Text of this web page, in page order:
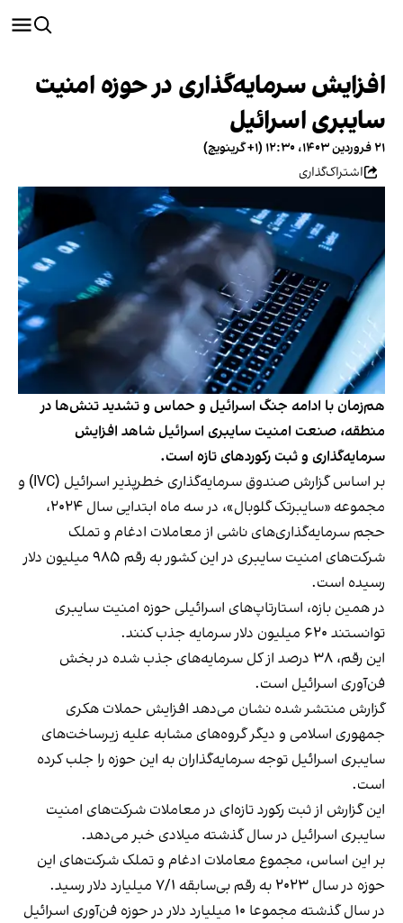
افزایش سرمایه‌گذاری در حوزه امنیت
سایبری اسرائیل
۲۱ فروردین ۱۴۰۳، ۱۲:۳۰ (‎+۱ گرینویچ)
اشتراک‌گذاری
هم‌زمان با ادامه جنگ اسرائیل و حماس و تشدید تنش‌ها در
منطقه، صنعت امنیت سایبری اسرائیل شاهد افزایش
سرمایه‌گذاری و ثبت رکوردهای تازه است.
بر اساس
گزارش صندوق سرمایه‌گذاری خطرپذیر اسرائیل (IVC) و
مجموعه «سایبرتک گلوبال»
، در سه ماه ابتدایی سال ۲۰۲۴،
حجم سرمایه‌گذاری‌های ناشی از معاملات ادغام و تملک
شرکت‌های امنیت سایبری در این کشور به رقم ۹۸۵ میلیون دلار
رسیده است.
در همین بازه، استارتاپ‌های اسرائیلی حوزه امنیت سایبری
توانستند ۶۲۰ میلیون دلار سرمایه جذب کنند.
این رقم، ۳۸ درصد از کل سرمایه‌های جذب شده در بخش
فن‌آوری اسرائیل است.
گزارش منتشر شده نشان می‌دهد افزایش حملات هکری
جمهوری اسلامی و دیگر گروه‌های مشابه علیه زیرساخت‌های
سایبری اسرائیل توجه سرمایه‌گذاران به این حوزه را جلب کرده
است.
این گزارش از ثبت رکورد تازه‌ای در معاملات شرکت‌های امنیت
سایبری اسرائیل در سال گذشته میلادی خبر می‌دهد.
بر این اساس، مجموع معاملات ادغام و تملک شرکت‌های این
حوزه در سال ۲۰۲۳ به رقم بی‌سابقه ۷/۱ میلیارد دلار رسید.
در سال گذشته مجموعا ۱۰ میلیارد دلار در حوزه فن‌آوری اسرائیل